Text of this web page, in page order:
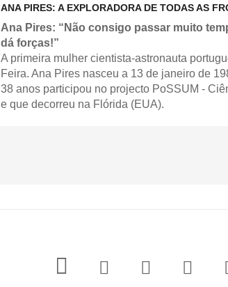
ANA PIRES: A EXPLORADORA DE TODAS AS
Ana Pires: “Não consigo passar muito
dá forças!”
A primeira mulher cientista-astronauta
Feira. Ana Pires nasceu a 13 de janeiro de
38 anos participou no projecto PoSSUM -
e que decorreu na Flórida (EUA).